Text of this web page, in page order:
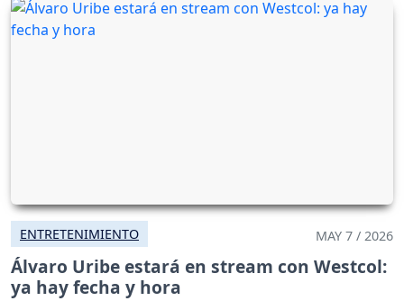
ENTRETENIMIENTO MAY 7 / 2026
Álvaro Uribe estará en stream con Westcol:
ya hay fecha y hora